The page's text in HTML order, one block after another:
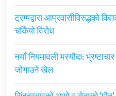
ट्रम्पद्वारा आप्रवासीविरुद्धको
चर्कियो विरोध
नयाँ नियमावली मस्यौदा:
जोगाउने खेल